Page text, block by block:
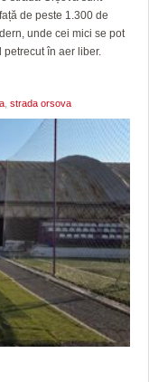
de peste 1.300 de
unde cei mici se pot
în aer liber.
strada orsova